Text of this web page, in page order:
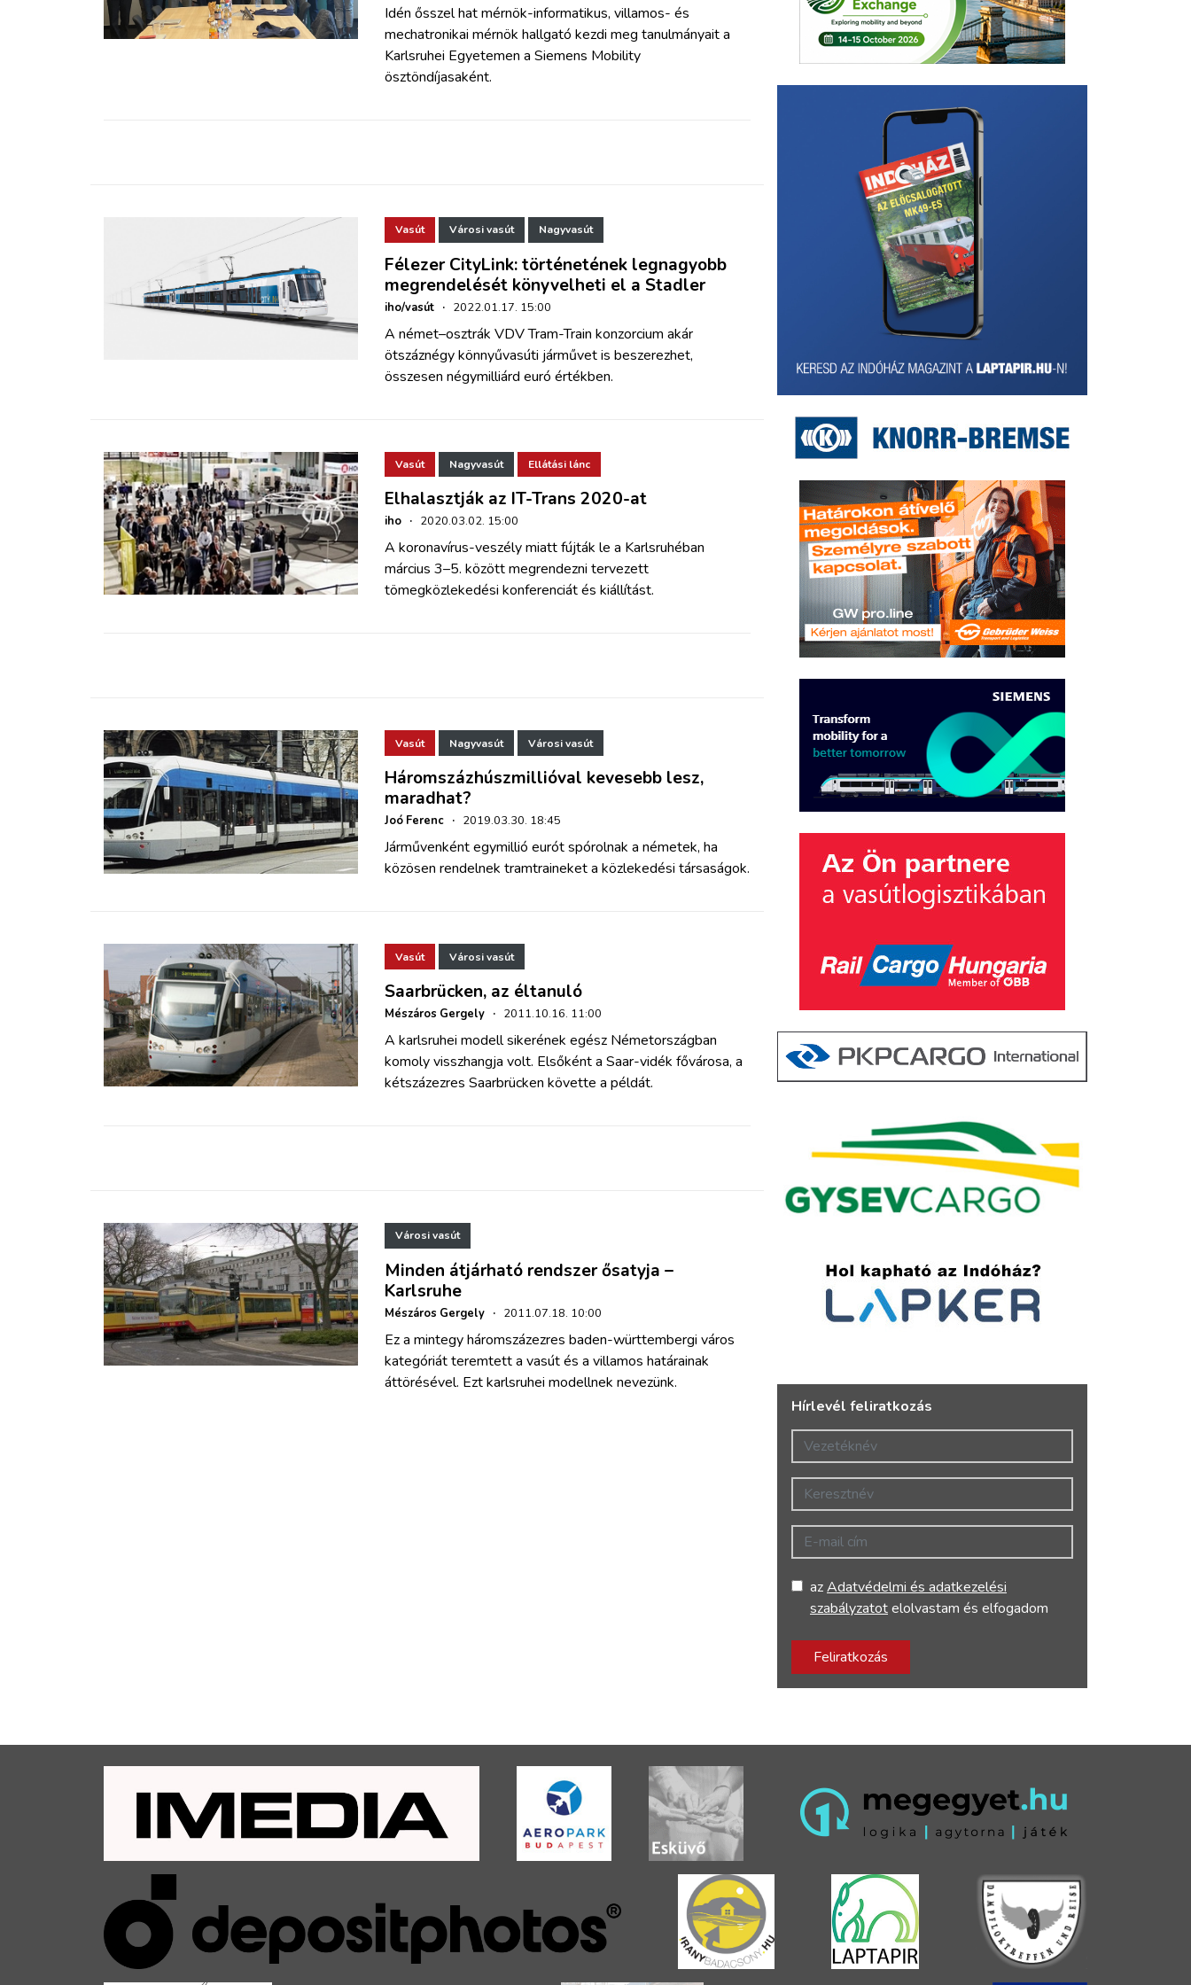
Idén ősszel hat mérnök-informatikus, villamos- és
mechatronikai mérnök hallgató kezdi meg tanulmányait a
Karlsruhei Egyetemen a Siemens Mobility
ösztöndíjasaként.
Vasút Városi vasút Nagyvasút
Félezer CityLink: történetének legnagyobb
megrendelését könyvelheti el a Stadler
iho/vasút · 2022.01.17. 15:00
A német–osztrák VDV Tram-Train konzorcium akár
ötszáznégy könnyűvasúti járművet is beszerezhet,
összesen négymilliárd euró értékben.
Vasút Nagyvasút Ellátási lánc
Elhalasztják az IT-Trans 2020-at
iho · 2020.03.02. 15:00
A koronavírus-veszély miatt fújták le a Karlsruhéban
március 3–5. között megrendezni tervezett
tömegközlekedési konferenciát és kiállítást.
Vasút Nagyvasút Városi vasút
Háromszázhúszmillióval kevesebb lesz,
maradhat?
Joó Ferenc · 2019.03.30. 18:45
Járművenként egymillió eurót spórolnak a németek, ha
közösen rendelnek tramtraineket a közlekedési társaságok.
Vasút Városi vasút
Saarbrücken, az éltanuló
Mészáros Gergely · 2011.10.16. 11:00
A karlsruhei modell sikerének egész Németországban
komoly visszhangja volt. Elsőként a Saar-vidék fővárosa, a
kétszázezres Saarbrücken követte a példát.
Városi vasút
Minden átjárható rendszer ősatyja –
Karlsruhe
Mészáros Gergely · 2011.07.18. 10:00
Ez a mintegy háromszázezres baden-württembergi város
kategóriát teremtett a vasút és a villamos határainak
áttörésével. Ezt karlsruhei modellnek nevezünk.
Hírlevél feliratkozás
Vezetéknév
Keresztnév
E-mail cím
azAdatvédelmi és adatkezelési
szabályzatotelolvastam és elfogadom
Feliratkozás